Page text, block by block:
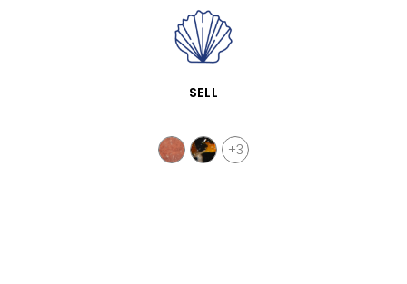
SCHNELLANSICHT
SELL
+3